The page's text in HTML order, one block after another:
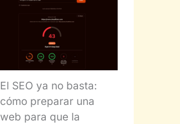
El SEO ya no basta:
cómo preparar una
web para que la